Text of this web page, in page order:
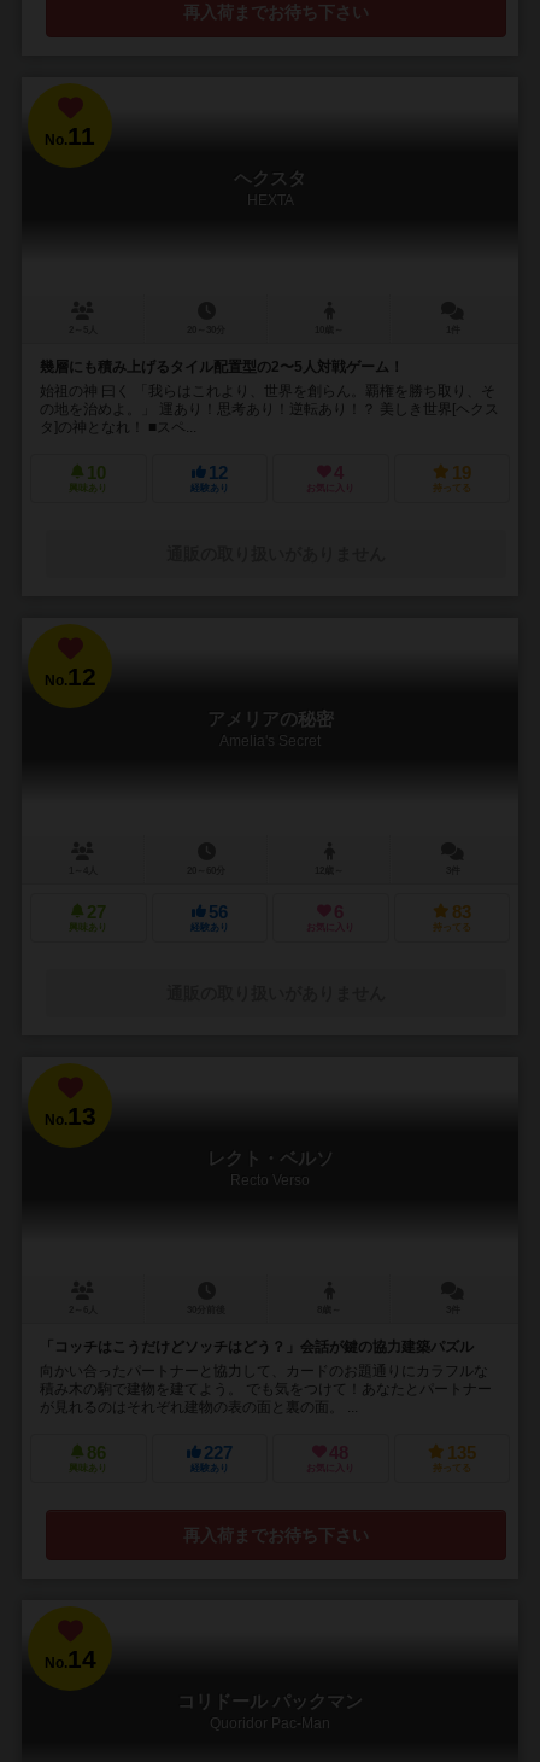
再入荷までお待ち下さい
No.11
ヘクスタ
HEXTA
幾層にも積み上げるタイル配置型の2〜5人対戦ゲーム！
始祖の神 曰く 「我らはこれより、世界を創らん。覇権を勝ち取り、そ
の地を治めよ。」 運あり！思考あり！逆転あり！？ 美しき世界[ヘクス
タ]の神となれ！ ■スペ...
10
興味あり
12
経験あり
4
お気に入り
19
持ってる
No.12
アメリアの秘密
Amelia's Secret
27
興味あり
56
経験あり
6
お気に入り
83
持ってる
No.13
レクト・ベルソ
Recto Verso
「コッチはこうだけどソッチはどう？」会話が鍵の協力建築パズル
向かい合ったパートナーと協力して、カードのお題通りにカラフルな
積み木の駒で建物を建てよう。 でも気をつけて！あなたとパートナー
が見れるのはそれぞれ建物の表の面と裏の面。 ...
86
興味あり
227
経験あり
48
お気に入り
135
持ってる
再入荷までお待ち下さい
No.14
コリドール パックマン
Quoridor Pac-Man